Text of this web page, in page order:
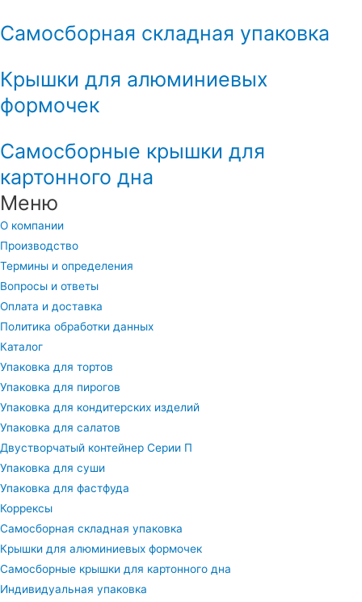
Самосборная складная упаковка
Крышки для алюминиевых
формочек
Самосборные крышки для
картонного дна
Меню
О компании
Производство
Термины и определения
Вопросы и ответы
Оплата и доставка
Политика обработки данных
Каталог
Упаковка для тортов
Упаковка для пирогов
Упаковка для кондитерских изделий
Упаковка для салатов
Двустворчатый контейнер Серии П
Упаковка для суши
Упаковка для фастфуда
Коррексы
Самосборная складная упаковка
Крышки для алюминиевых формочек
Самосборные крышки для картонного дна
Индивидуальная упаковка